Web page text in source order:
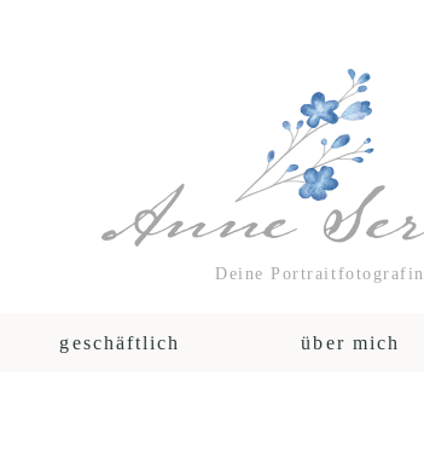
Deine Portraitfotografin
geschäftlich über mich